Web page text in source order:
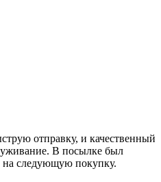
отправку, и качественный
В посылке был
следующую покупку.